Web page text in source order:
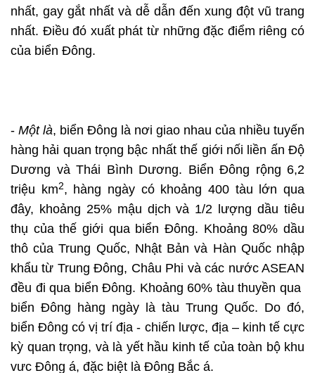
nhất, gay gắt nhất và dễ dẫn đến xung đột vũ trang
nhất. Điều đó xuất phát từ những đặc điểm riêng có
của biển Đông.
- Một là, biển Đông là nơi giao nhau của nhiều tuyến
hàng hải quan trọng bậc nhất thế giới nối liền ấn Độ
Dương và Thái Bình Dương. Biển Đông rộng 6,2
triệu km2, hàng ngày có khoảng 400 tàu lớn qua
đây, khoảng 25% mậu dịch và 1/2 lượng dầu tiêu
thụ của thế giới qua biển Đông. Khoảng 80% dầu
thô của Trung Quốc, Nhật Bản và Hàn Quốc nhập
khẩu từ Trung Đông, Châu Phi và các nước ASEAN
đều đi qua biển Đông. Khoảng 60% tàu thuyền qua
biển Đông hàng ngày là tàu Trung Quốc. Do đó,
biển Đông có vị trí địa - chiến lược, địa – kinh tế cực
kỳ quan trọng, và là yết hầu kinh tế của toàn bộ khu
vưc Đông á, đặc biệt là Đông Bắc á.